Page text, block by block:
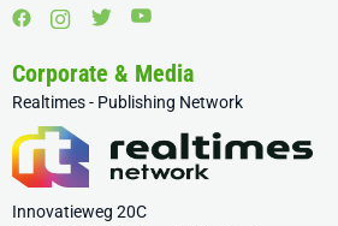
Corporate & Media
Realtimes - Publishing Network
Innovatieweg 20C